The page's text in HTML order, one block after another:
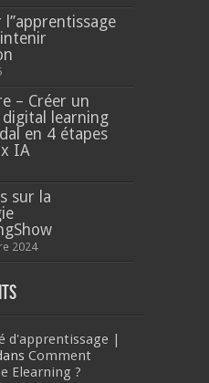
– Créer un
learning
en 4 étapes
IA
sur la
2024
d'apprentissage |
Comment
Elearning ?